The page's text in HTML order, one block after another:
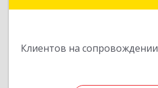
Клиентов на сопровождении